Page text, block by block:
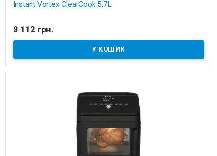
Instant Vortex ClearCook 5,7L
8 112 грн.